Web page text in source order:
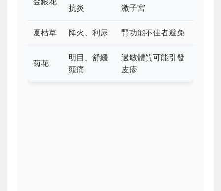
抗炎
激子宮
夏枯草 降火、利尿 腎功能不佳者避免
菊花
明目、舒緩
頭痛
過敏體質可能引發
皮疹